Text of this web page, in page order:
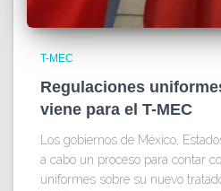
T-MEC
Regulaciones
viene para el T-MEC
Los gobiernos de México,
a cabo un proceso para contar
uniformes sobre su nuevo